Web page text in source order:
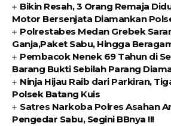
Bikin Resah, 3 Orang Remaja
Motor Bersenjata Diamankan
Polrestabes Medan Grebek
Ganja,Paket Sabu, Hingga
Pembacok Nenek 69 Tahun di
Barang Bukti Sebilah Parang
Ninja Hijau Raib dari Parkiran,
Polsek Batang Kuis
Satres Narkoba Polres Asahan
Pengedar Sabu, Segini BBnya !!!